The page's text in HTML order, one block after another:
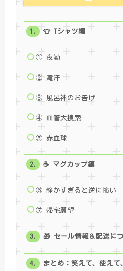
👕 Tシャツ編
① 夜勤
② 滝汗
③ 風呂神のお告げ
④ 血管大捜索
⑤ 赤血球
☕ マグカップ編
⑥ 静かすぎると逆に怖い
⑦ 帰宅願望
🎁 セール情報＆配送に
まとめ：笑えて、使え